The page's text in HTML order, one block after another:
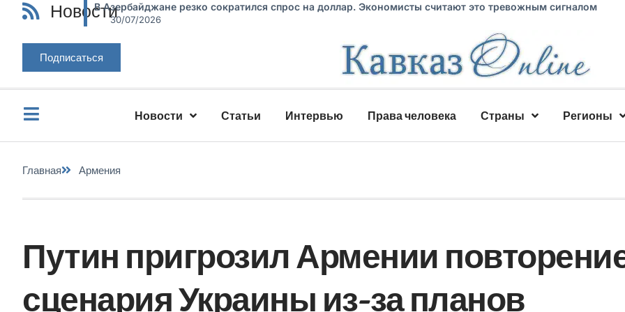
НовостиВ Азербайджане резко сократился спрос на доллар. Экономисты считают это тревожным сигналом
30/07/2026
Подписаться
Новости Статьи Интервью Права человека Страны Регионы
Главная Армения
Путин пригрозил Армении
сценария Украины из-за планов